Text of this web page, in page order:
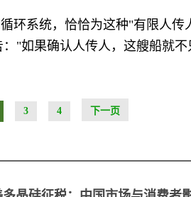
环系统，恰恰为这种"有限人传
"如果确认人传人，这艘船就不
3 4 下一页